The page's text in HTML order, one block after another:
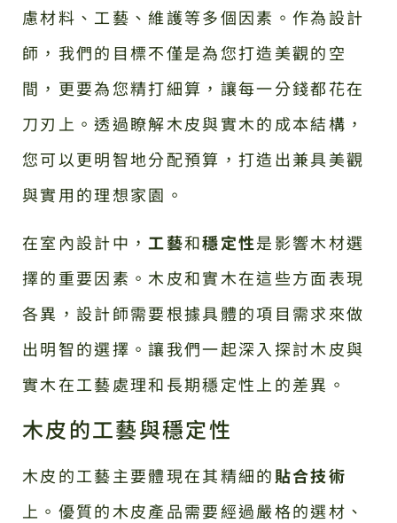
慮材料、工藝、維護等多個因素。作為設計
師，我們的目標不僅是為您打造美觀的空
間，更要為您精打細算，讓每一分錢都花在
刀刃上。透過瞭解木皮與實木的成本結構，
您可以更明智地分配預算，打造出兼具美觀
與實用的理想家園。
在室內設計中，工藝和穩定性是影響木材選
擇的重要因素。木皮和實木在這些方面表現
各異，設計師需要根據具體的項目需求來做
出明智的選擇。讓我們一起深入探討木皮與
實木在工藝處理和長期穩定性上的差異。
木皮的工藝與穩定性
木皮的工藝主要體現在其精細的貼合技術
上。優質的木皮產品需要經過嚴格的選材、